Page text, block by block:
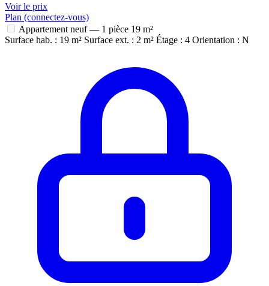
Voir le prix
Plan (connectez-vous)
Appartement neuf — 1 pièce 19 m²
Surface hab. : 19 m² Surface ext. : 2 m² Étage : 4 Orientation : N